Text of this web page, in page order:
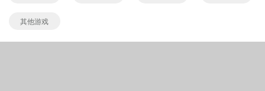
其他游戏